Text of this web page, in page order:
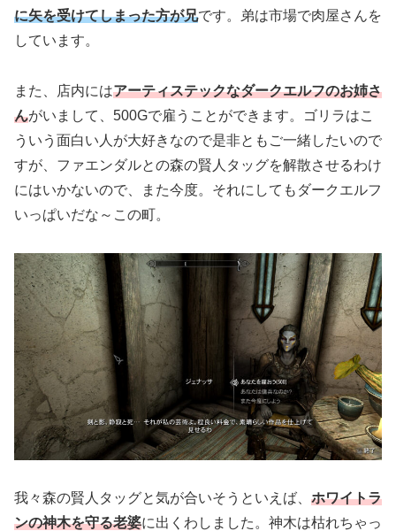
に矢を受けてしまった方が兄です。弟は市場で肉屋さんを
しています。
また、店内にはアーティステックなダークエルフのお姉さ
んがいまして、500Gで雇うことができます。ゴリラはこ
ういう面白い人が大好きなので是非ともご一緒したいので
すが、ファエンダルとの森の賢人タッグを解散させるわけ
にはいかないので、また今度。それにしてもダークエルフ
いっぱいだな～この町。
我々森の賢人タッグと気が合いそうといえば、 ホワイトラ
ンの神木を守る老婆に出くわしました。神木は枯れちゃっ